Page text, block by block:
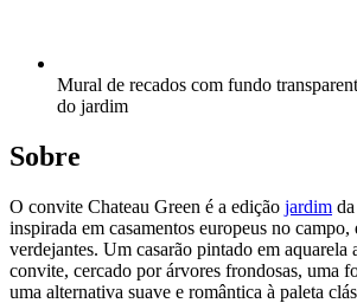
Mural de recados com fundo
do jardim
Sobre
O convite Chateau Green é a edição jardim
inspirada em casamentos europeus no campo,
verdejantes. Um casarão pintado em aquarela
convite, cercado por árvores frondosas, uma
uma alternativa suave e romântica à paleta